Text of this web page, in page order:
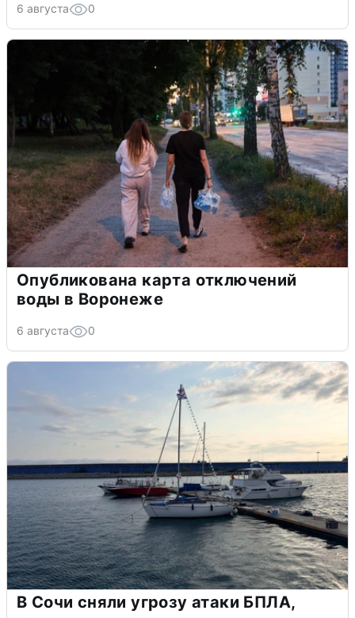
6 августа 0
Опубликована карта отключений
воды в Воронеже
6 августа 0
В Сочи сняли угрозу атаки БПЛА,